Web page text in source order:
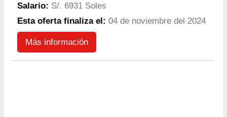
Salario: S/. 6931 Soles
Esta oferta finaliza el: 04 de noviembre del 2024
Más información